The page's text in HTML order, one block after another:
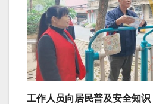
工作人员向居民普及安全知识